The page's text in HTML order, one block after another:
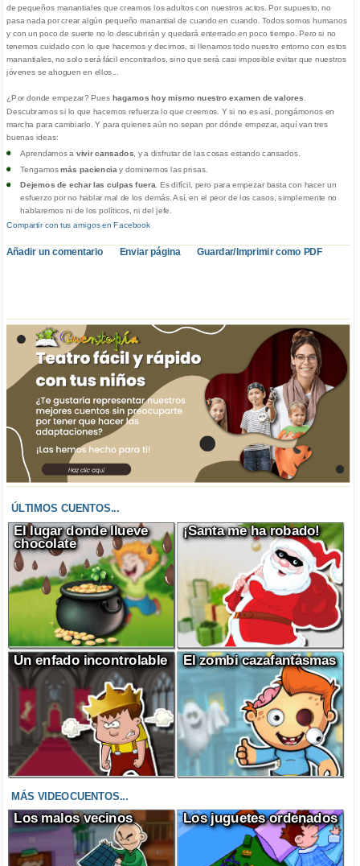
de pequeños manantiales que creamos los adultos con nuestros actos. Por supuesto, no
pasa nada por crear algún pequeño manantial de cuando en cuando. Todos somos humanos
y con un poco de suerte no lo descubrirán y quedará enterrado en poco tiempo. Pero si no
tenemos cuidado con lo que hacemos y decimos, si llenamos todo nuestro entorno con estos
manantiales, no solo será fácil encontrarlos, sino que será casi imposible evitar que nuestros
jóvenes se ahoguen en ellos...
¿Por donde empezar? Pues hagamos hoy mismo nuestro examen de valores.
Descubramos si lo que hacemos refuerza lo que creemos. Y si no es así, pongámonos en
marcha para cambiarlo. Y para quienes aún no sepan por dónde empezar, aquí van tres
buenas ideas:
Aprendamos a vivir cansados , y a disfrutar de las cosas estando cansados.
Tengamosmás paciencia y dominemos las prisas.
Dejemos de echar las culpas fuera. Es difícil, pero para empezar basta con hacer un
esfuerzo por no hablar mal de los demás. Así, en el peor de los casos, simplemente no
hablaremos ni de los políticos, ni del jefe.
Compartir con tus amigos en Facebook
Añadir un comentario Enviar página Guardar/Imprimir como PDF
ÚLTIMOS CUENTOS...
El lugar donde llueve
chocolate
¡Santa me ha robado!
Un enfado incontrolable El zombi cazafantasmas
MÁS VIDEOCUENTOS...
Los malos vecinos Los juguetes ordenados